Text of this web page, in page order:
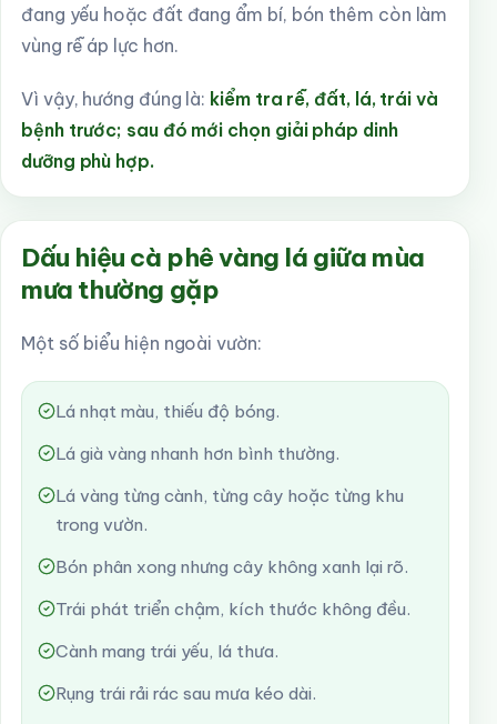
đang yếu hoặc đất đang ẩm bí, bón thêm còn làm
vùng rễ áp lực hơn.
Vì vậy, hướng đúng là: kiểm tra rễ, đất, lá, trái và
bệnh trước; sau đó mới chọn giải pháp dinh
dưỡng phù hợp.
Dấu hiệu cà phê vàng lá giữa mùa
mưa thường gặp
Một số biểu hiện ngoài vườn:
Lá nhạt màu, thiếu độ bóng.
Lá già vàng nhanh hơn bình thường.
Lá vàng từng cành, từng cây hoặc từng khu
trong vườn.
Bón phân xong nhưng cây không xanh lại rõ.
Trái phát triển chậm, kích thước không đều.
Cành mang trái yếu, lá thưa.
Rụng trái rải rác sau mưa kéo dài.